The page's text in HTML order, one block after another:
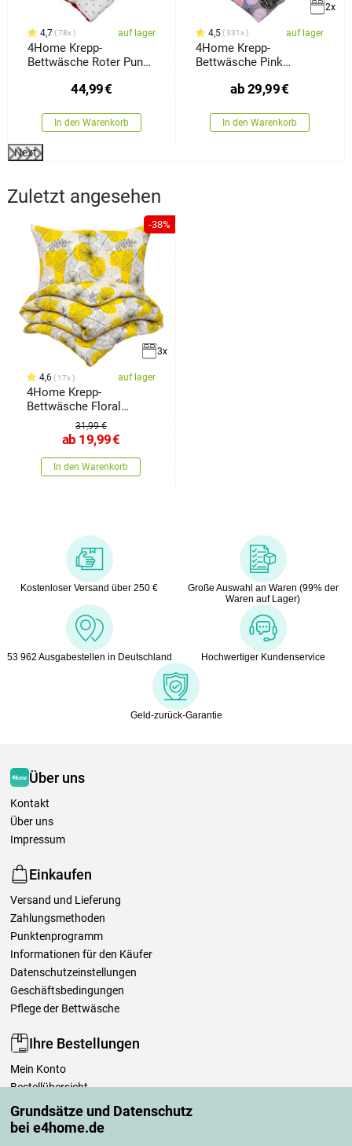
Grundsätze und Datenschutz
bei e4home.de
4,7 78x auf lager
4Home Krepp-
Bettwäsche Roter Punkt,
70 x 90 cm44,99€
In den Warenkorb
2x
4,5 331x auf lager
4Home Krepp-
Bettwäsche Pink
ab 29,99€
In den Warenkorb
Next
Zuletzt angesehen
-38%
3x
4,6 17x auf lager
4Home Krepp-
Bettwäsche Floral
31,99 €
ab 19,99€
In den Warenkorb
Kostenloser Versand über 250 €
Große Auswahl an Waren (99% der
Waren auf Lager)
53 962 Ausgabestellen in Deutschland Hochwertiger Kundenservice
Geld-zurück-Garantie
Über uns
Kontakt
Über uns
Impressum
Einkaufen
Versand und Lieferung
Zahlungsmethoden
Punktenprogramm
Informationen für den Käufer
Datenschutzeinstellungen
Geschäftsbedingungen
Pflege der Bettwäsche
Ihre Bestellungen
Mein Konto
Bestellübersicht
Reklamationen
Widerrufsbelehrung